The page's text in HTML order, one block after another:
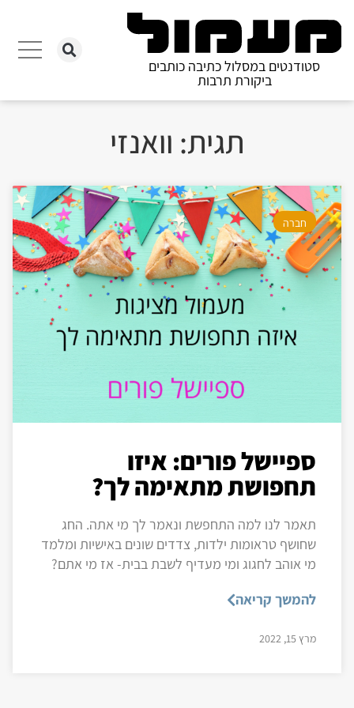
סטודנטים במסלול כתיבה כותבים
ביקורת תרבות
תגית: וואנזי
חברה
ספיישל פורים: איזו
תחפושת מתאימה לך?
תאמר לנו למה התחפשת ונאמר לך מי אתה. החג
שחושף טראומות ילדות, צדדים שונים באישיות ומלמד
מי אוהב לחגוג ומי מעדיף לשבת בבית- אז מי אתם?
להמשך קריאה
מרץ 15, 2022